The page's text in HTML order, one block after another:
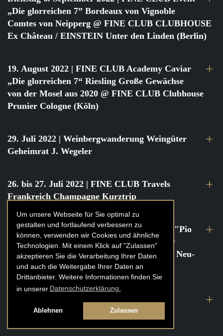
Um unsere Webseite für Sie optimal zu
gestalten und fortlaufend verbessern zu
können, verwenden wir Cookies und ähnliche
Technologien. Mit einem Klick auf "Zulassen"
akzeptieren Sie die Verarbeitung Ihrer Daten
und auch die Weitergabe Ihrer Daten an
Drittanbieter. Weitere Informationen finden Sie
in unserer Datenschutzerklärung.
Ablehnen Zulassen
„Die glorreichen 7” Bordeaux von Vignoble
Comtes von Neipperg @ FINE CLUB CLUBHOUSE
Ex Château / EINSTEIN Unter den Linden (Berlin)
19. August 2022 | FINE CLUB Academy Caviar
„Die glorreichen 7“ Riesling Große Gewächse
von der Mosel aus 2020 @ FINE CLUB Clubhouse
Prunier Cologne (Köln)
29. Juli 2022 | Weinbergwanderung Weingüter
Geheimrat J. Wegeler
26. bis 27. Juli 2022 | FINE CLUB Travels
Frankreich Champagne Kurztrip
22. Juli 2022 | FINE CLUB Private Dinner "Pio
Cesare" mit Tochter Frederica Pio Boffa @
FINE CLUB Clubhouse Alter Haferkasten, Neu-
Isenburg
Frankreich Burgund Kurztrip